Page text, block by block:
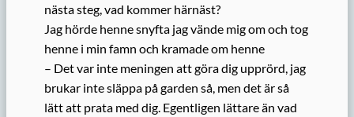
nästa steg, vad kommer härnäst?
Jag hörde henne snyfta jag vände mig om och tog
henne i min famn och kramade om henne
– Det var inte meningen att göra dig upprörd, jag
brukar inte släppa på garden så, men det är så
lätt att prata med dig. Egentligen lättare än vad